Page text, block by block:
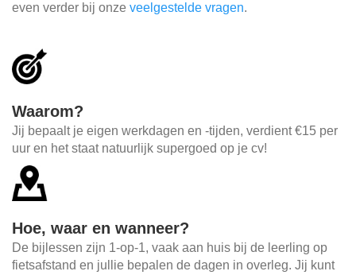
even verder bij onze veelgestelde vragen.
Waarom?
Jij bepaalt je eigen werkdagen en -tijden, verdient €15 per
uur en het staat natuurlijk supergoed op je cv!
Hoe, waar en wanneer?
De bijlessen zijn 1-op-1, vaak aan huis bij de leerling op
fietsafstand en jullie bepalen de dagen in overleg. Jij kunt